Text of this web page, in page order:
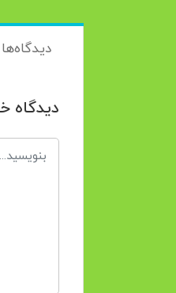
دیدگاه‌ها
دیدگاه